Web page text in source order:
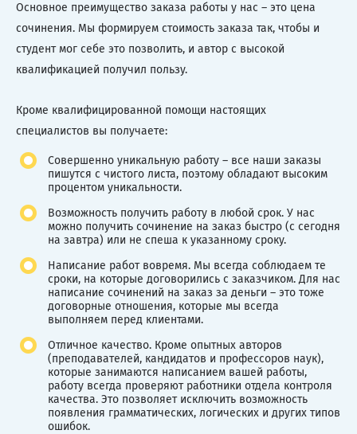
Основное преимущество заказа работы у нас – это цена
сочинения. Мы формируем стоимость заказа так, чтобы и
студент мог себе это позволить, и автор с высокой
квалификацией получил пользу.
Кроме квалифицированной помощи настоящих
специалистов вы получаете:
Совершенно уникальную работу – все наши заказы
пишутся с чистого листа, поэтому обладают высоким
процентом уникальности.
Возможность получить работу в любой срок. У нас
можно получить сочинение на заказ быстро (с сегодня
на завтра) или не спеша к указанному сроку.
Написание работ вовремя. Мы всегда соблюдаем те
сроки, на которые договорились с заказчиком. Для нас
написание сочинений на заказ за деньги – это тоже
договорные отношения, которые мы всегда
выполняем перед клиентами.
Отличное качество. Кроме опытных авторов
(преподавателей, кандидатов и профессоров наук),
которые занимаются написанием вашей работы,
работу всегда проверяют работники отдела контроля
качества. Это позволяет исключить возможность
появления грамматических, логических и других типов
ошибок.